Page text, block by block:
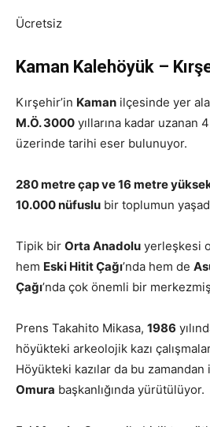
Ücretsiz
Kaman Kalehöyük –
Kırşehir’in Kaman ilçesinde yer
M.Ö. 3000 yıllarına kadar uzanan
üzerinde tarihi eser bulunuyor.
280 metre çap ve 16 metre
10.000 nüfuslu bir toplumun
Tipik bir Orta Anadolu yerleşkesi
hem Eski Hitit Çağı’nda hem de
Çağı’nda çok önemli bir
Prens Takahito Mikasa, 1986
höyükteki arkeolojik kazı
Höyükteki kazılar da bu zamandan
Omura başkanlığında yürütülüyor.